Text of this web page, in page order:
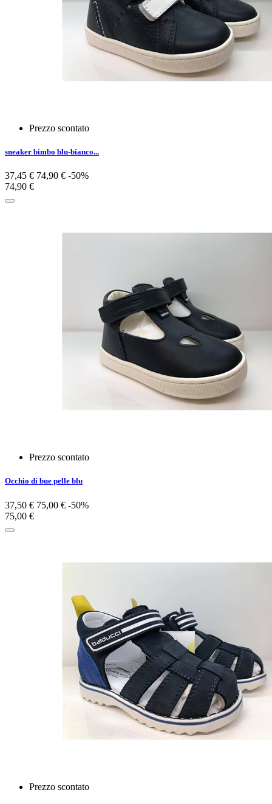
Prezzo scontato
sneaker bimbo blu-bianco...
37,45 € 74,90 € -50%
74,90 €
Prezzo scontato
Occhio di bue pelle blu
37,50 € 75,00 € -50%
75,00 €
Prezzo scontato